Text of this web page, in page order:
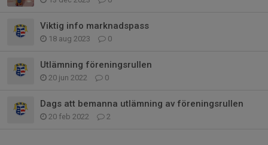
Viktig info marknadspass
18 aug 2023 0
Utlämning föreningsrullen
20 jun 2022 0
Dags att bemanna utlämning av föreningsrullen
20 feb 2022 2